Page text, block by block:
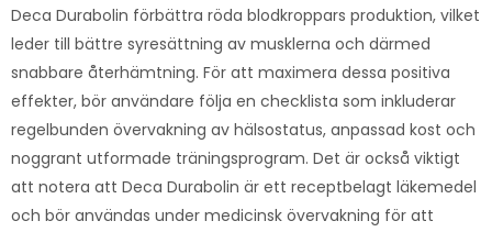
Deca Durabolin förbättra röda blodkroppars produktion, vilket
leder till bättre syresättning av musklerna och därmed
snabbare återhämtning. För att maximera dessa positiva
effekter, bör användare följa en checklista som inkluderar
regelbunden övervakning av hälsostatus, anpassad kost och
noggrant utformade träningsprogram. Det är också viktigt
att notera att Deca Durabolin är ett receptbelagt läkemedel
och bör användas under medicinsk övervakning för att